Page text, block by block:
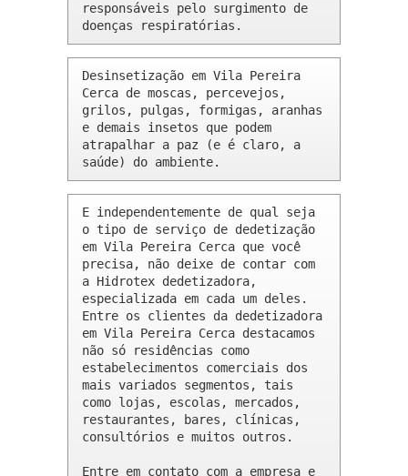
responsáveis pelo surgimento de
doenças respiratórias.
Desinsetização em Vila Pereira
Cerca de moscas, percevejos,
grilos, pulgas, formigas, aranhas
e demais insetos que podem
atrapalhar a paz (e é claro, a
saúde) do ambiente.
E independentemente de qual seja
o tipo de serviço de dedetização
em Vila Pereira Cerca que você
precisa, não deixe de contar com
a Hidrotex dedetizadora,
especializada em cada um deles.
Entre os clientes da dedetizadora
em Vila Pereira Cerca destacamos
não só residências como
estabelecimentos comerciais dos
mais variados segmentos, tais
como lojas, escolas, mercados,
restaurantes, bares, clínicas,
consultórios e muitos outros.
Entre em contato com a empresa e